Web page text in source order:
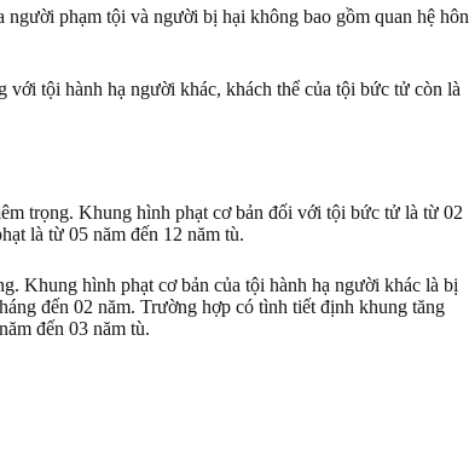
phạm tội và người bị hại không bao gồm quan hệ hôn
với tội hành hạ người khác, khách thể của tội bức tử còn là
trọng. Khung hình phạt cơ bản đối với tội bức tử là từ 02
là từ 05 năm đến 12 năm tù.
Khung hình phạt cơ bản của tội hành hạ người khác là bị
đến 02 năm. Trường hợp có tình tiết định khung tăng
đến 03 năm tù.